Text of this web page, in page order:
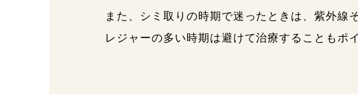
また、シミ取りの時期で迷ったときは、紫外線
レジャーの多い時期は避けて治療することもポ